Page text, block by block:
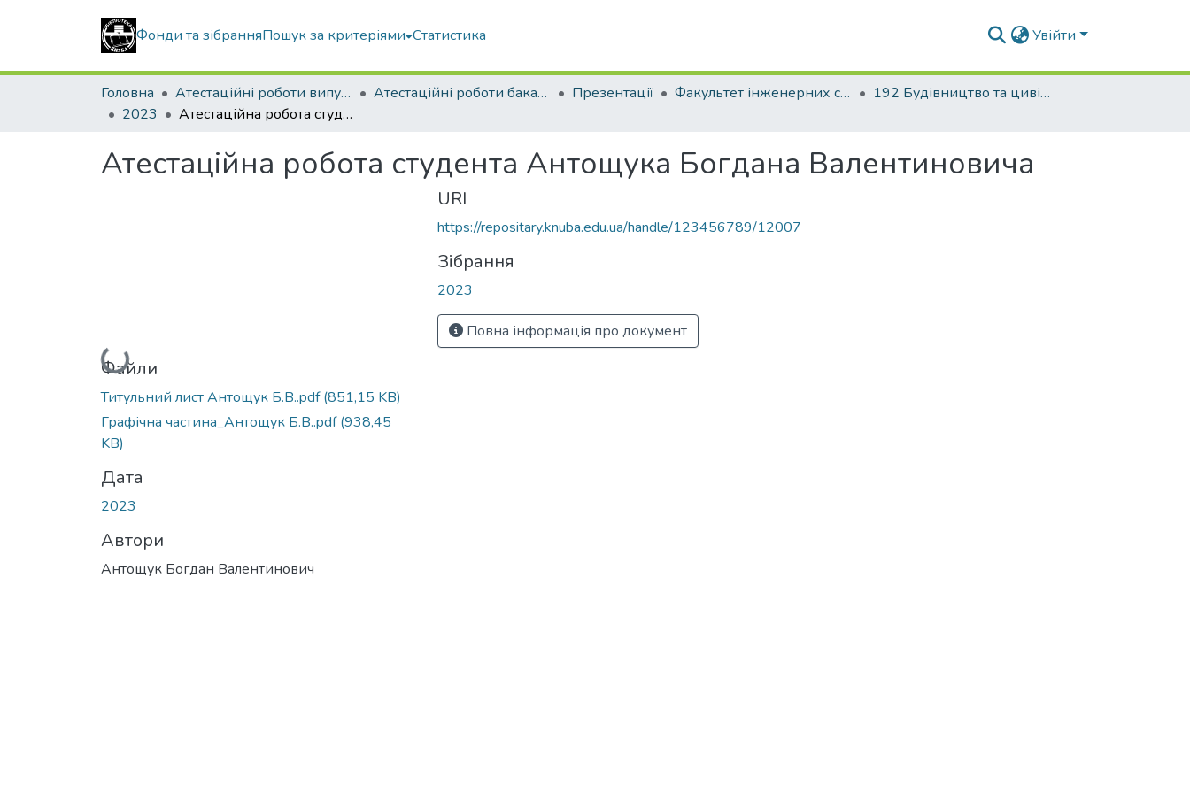
Фонди та зібранняПошук за критеріями Статистика Увійти
Головна Атестаційні роботи випускників Атестаційні роботи бакалаврів Презентації Факультет інженерних систем та екології
192 Будівництво та цивільна інженерія. Теплогазопостачання і вентиляція
2023
Атестаційна робота студента Антощука Богдана Валентиновича
Атестаційна робота студента Антощука Богдана Валентиновича
Вантажиться...
Файли
Титульний лист Антощук Б.В..pdf(851,15 KB)
Графічна частина_Антощук Б.В..pdf(938,45
KB)
Дата
2023
Автори
Антощук Богдан Валентинович
URI
https://repositary.knuba.edu.ua/handle/123456789/12007
Зібрання
2023
Повна інформація про документ